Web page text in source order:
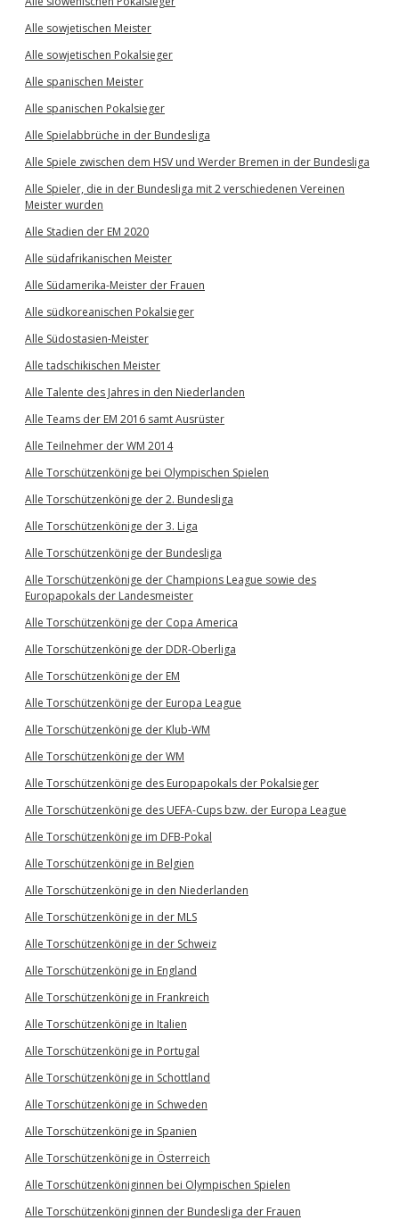
Alle sowjetischen Meister
Alle sowjetischen Pokalsieger
Alle spanischen Meister
Alle spanischen Pokalsieger
Alle Spielabbrüche in der Bundesliga
Alle Spiele zwischen dem HSV und Werder Bremen in der Bundesliga
Alle Spieler, die in der Bundesliga mit 2 verschiedenen Vereinen
Meister wurden
Alle Stadien der EM 2020
Alle südafrikanischen Meister
Alle Südamerika-Meister der Frauen
Alle südkoreanischen Pokalsieger
Alle Südostasien-Meister
Alle tadschikischen Meister
Alle Talente des Jahres in den Niederlanden
Alle Teams der EM 2016 samt Ausrüster
Alle Teilnehmer der WM 2014
Alle Torschützenkönige bei Olympischen Spielen
Alle Torschützenkönige der 2. Bundesliga
Alle Torschützenkönige der 3. Liga
Alle Torschützenkönige der Bundesliga
Alle Torschützenkönige der Champions League sowie des
Europapokals der Landesmeister
Alle Torschützenkönige der Copa America
Alle Torschützenkönige der DDR-Oberliga
Alle Torschützenkönige der EM
Alle Torschützenkönige der Europa League
Alle Torschützenkönige der Klub-WM
Alle Torschützenkönige der WM
Alle Torschützenkönige des Europapokals der Pokalsieger
Alle Torschützenkönige des UEFA-Cups bzw. der Europa League
Alle Torschützenkönige im DFB-Pokal
Alle Torschützenkönige in Belgien
Alle Torschützenkönige in den Niederlanden
Alle Torschützenkönige in der MLS
Alle Torschützenkönige in der Schweiz
Alle Torschützenkönige in England
Alle Torschützenkönige in Frankreich
Alle Torschützenkönige in Italien
Alle Torschützenkönige in Portugal
Alle Torschützenkönige in Schottland
Alle Torschützenkönige in Schweden
Alle Torschützenkönige in Spanien
Alle Torschützenkönige in Österreich
Alle Torschützenköniginnen bei Olympischen Spielen
Alle Torschützenköniginnen der Bundesliga der Frauen